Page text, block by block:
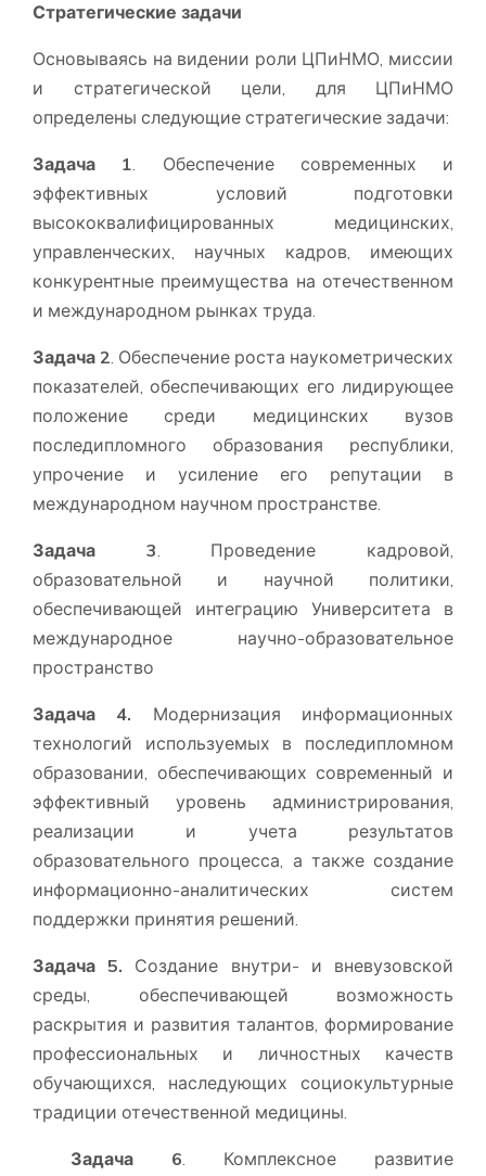
Стратегические задачи
Основываясь на видении роли ЦПиНМО, миссии
и стратегической цели, для ЦПиНМО
определены следующие стратегические задачи:
Задача 1. Обеспечение современных и
эффективных условий подготовки
высококвалифицированных медицинских,
управленческих, научных кадров, имеющих
конкурентные преимущества на отечественном
и международном рынках труда.
Задача 2. Обеспечение роста наукометрических
показателей, обеспечивающих его лидирующее
положение среди медицинских вузов
последипломного образования республики,
упрочение и усиление его репутации в
международном научном пространстве.
Задача 3. Проведение кадровой,
образовательной и научной политики,
обеспечивающей интеграцию Университета в
международное научно-образовательное
пространство
Задача 4. Модернизация информационных
технологий используемых в последипломном
образовании, обеспечивающих современный и
эффективный уровень администрирования,
реализации и учета результатов
образовательного процесса, а также создание
информационно-аналитических систем
поддержки принятия решений.
Задача 5. Создание внутри- и вневузовской
среды, обеспечивающей возможность
раскрытия и развития талантов, формирование
профессиональных и личностных качеств
обучающихся, наследующих социокультурные
традиции отечественной медицины.
Задача 6. Комплексное развитие